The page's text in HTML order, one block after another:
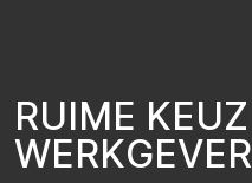
RUIME KEUZ
WERKGEVER